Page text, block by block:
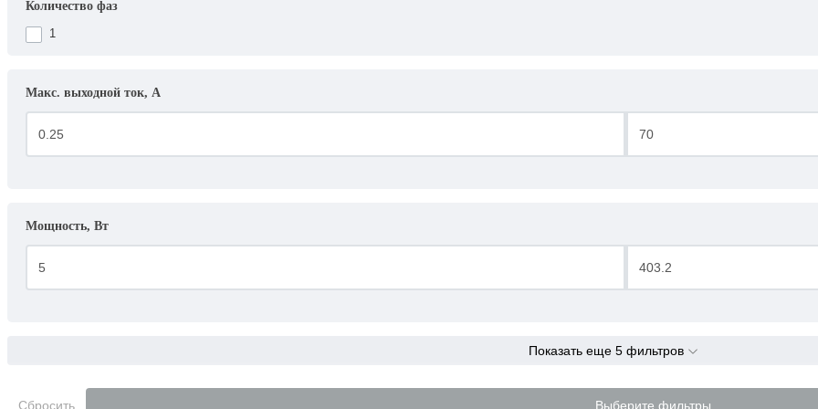
Количество фаз
1
Макс. выходной ток, А
Мощность, Вт
Показать еще 5 фильтров
Сбросить Выберите фильтры